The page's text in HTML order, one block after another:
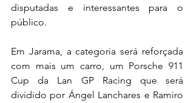
disputadas e interessantes para o
público.
Em Jarama, a categoria será reforçada
com mais um carro, um Porsche 911
Cup da Lan GP Racing que será
dividido por Ángel Lanchares e Ramiro